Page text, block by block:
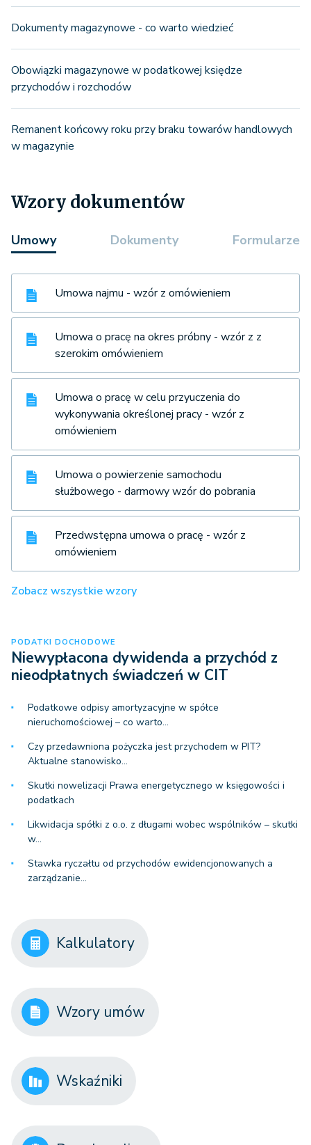
Dokumenty magazynowe - co warto wiedzieć
Obowiązki magazynowe w podatkowej księdze
przychodów i rozchodów
Remanent końcowy roku przy braku towarów handlowych
w magazynie
Wzory dokumentów
Umowy Dokumenty Formularze
Umowa najmu - wzór z omówieniem
Umowa o pracę na okres próbny - wzór z z
szerokim omówieniem
Umowa o pracę w celu przyuczenia do
wykonywania określonej pracy - wzór z
omówieniem
Umowa o powierzenie samochodu
służbowego - darmowy wzór do pobrania
Przedwstępna umowa o pracę - wzór z
omówieniem
Zobacz wszystkie wzory
PODATKI DOCHODOWE
Niewypłacona dywidenda a przychód z
nieodpłatnych świadczeń w CIT
Podatkowe odpisy amortyzacyjne w spółce
nieruchomościowej – co warto…
Czy przedawniona pożyczka jest przychodem w PIT?
Aktualne stanowisko…
Skutki nowelizacji Prawa energetycznego w księgowości i
podatkach
Likwidacja spółki z o.o. z długami wobec wspólników – skutki
w…
Stawka ryczałtu od przychodów ewidencjonowanych a
zarządzanie…
Kalkulatory
Wzory umów
Wskaźniki